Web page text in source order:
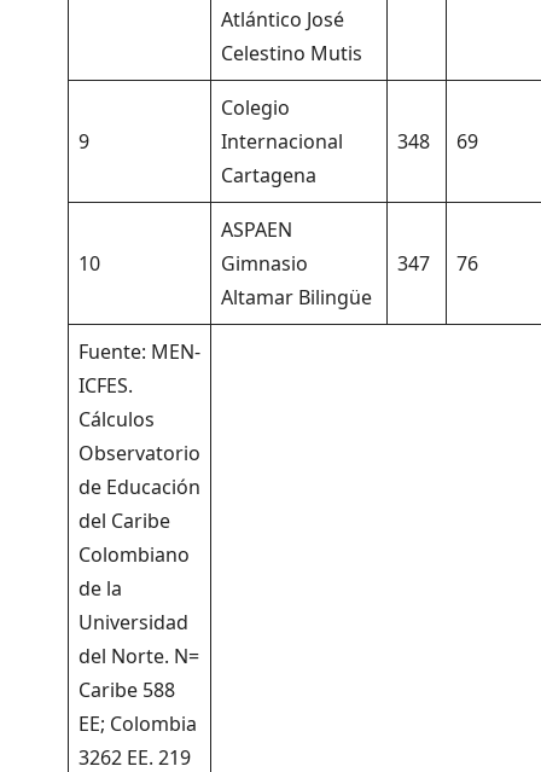
Atlántico José
Celestino Mutis
9
Colegio
Internacional
Cartagena
348 69
10
ASPAEN
Gimnasio
Altamar Bilingüe
347 76
Fuente: MEN-
ICFES.
Cálculos
Observatorio
de Educación
del Caribe
Colombiano
de la
Universidad
del Norte. N=
Caribe 588
EE; Colombia
3262 EE. 219